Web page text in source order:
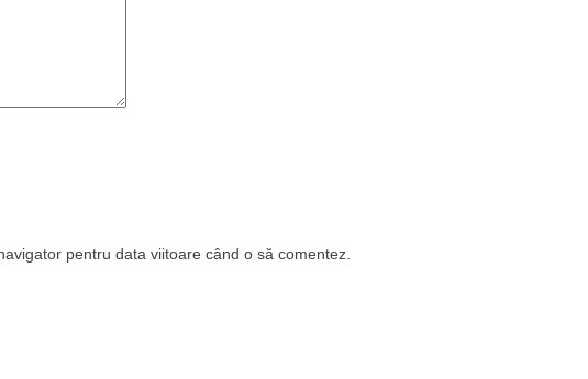
pentru data viitoare când o să comentez.